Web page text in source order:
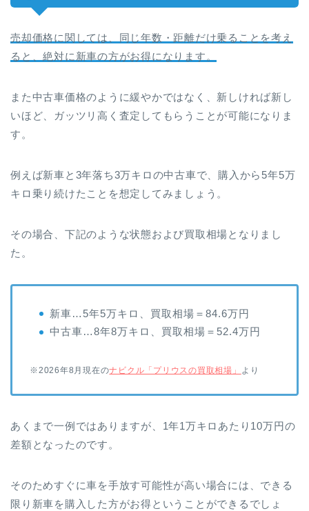
売却価格に関しては、同じ年数・距離だけ乗ることを考え
ると、絶対に新車の方がお得になります。
また中古車価格のように緩やかではなく、新しければ新し
いほど、ガッツリ高く査定してもらうことが可能になりま
す。
例えば新車と3年落ち3万キロの中古車で、購入から5年5万
キロ乗り続けたことを想定してみましょう。
その場合、下記のような状態および買取相場となりまし
た。
新車…5年5万キロ、買取相場＝84.6万円
中古車…8年8万キロ、買取相場＝52.4万円
※2026年8月現在のナビクル「プリウスの買取相場」 より
あくまで一例ではありますが、1年1万キロあたり10万円の
差額となったのです。
そのためすぐに車を手放す可能性が高い場合には、できる
限り新車を購入した方がお得ということができるでしょ